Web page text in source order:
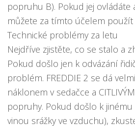
popruhu B). Pokud jej ovládáte
můžete za tímto účelem
Technické problémy za letu
Nejdříve zjistěte, co se stalo a
Pokud došlo jen k odvázání
problém. FREDDIE 2 se dá
náklonem v sedačce a
popruhy. Pokud došlo k
vinou srážky ve vzduchu),